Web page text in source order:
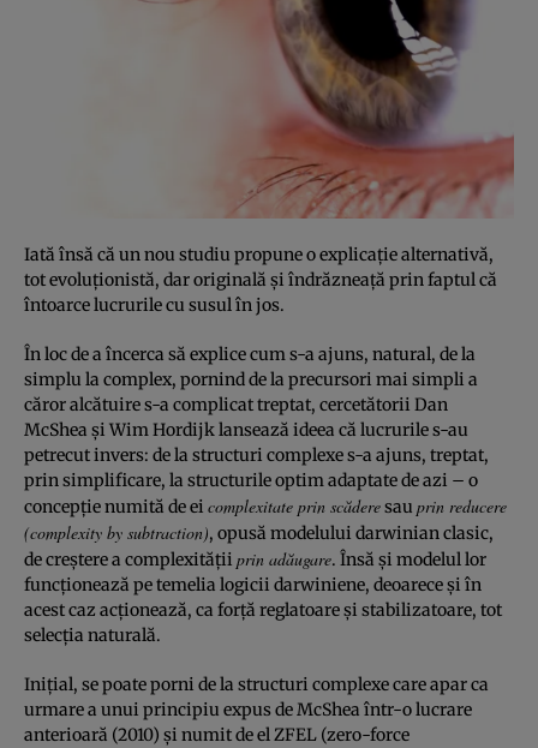
Iată însă că un nou studiu propune o explicaţie alternativă,
tot evoluţionistă, dar originală şi îndrăzneaţă prin faptul că
întoarce lucrurile cu susul în jos.
În loc de a încerca să explice cum s-a ajuns, natural, de la
simplu la complex, pornind de la precursori mai simpli a
căror alcătuire s-a complicat treptat, cercetătorii Dan
McShea şi Wim Hordijk lansează ideea că lucrurile s-au
petrecut invers: de la structuri complexe s-a ajuns, treptat,
prin simplificare, la structurile optim adaptate de azi – o
concepţie numită de ei complexitate prin scăderesau prin reducere
(complexity by subtraction), opusă modelului darwinian clasic,
de creştere a complexităţii prin adăugare. Însă şi modelul lor
funcţionează pe temelia logicii darwiniene, deoarece şi în
acest caz acţionează, ca forţă reglatoare şi stabilizatoare, tot
selecţia naturală.
Iniţial, se poate porni de la structuri complexe care apar ca
urmare a unui principiu expus de McShea într-o lucrare
anterioară (2010) şi numit de el ZFEL (zero-force